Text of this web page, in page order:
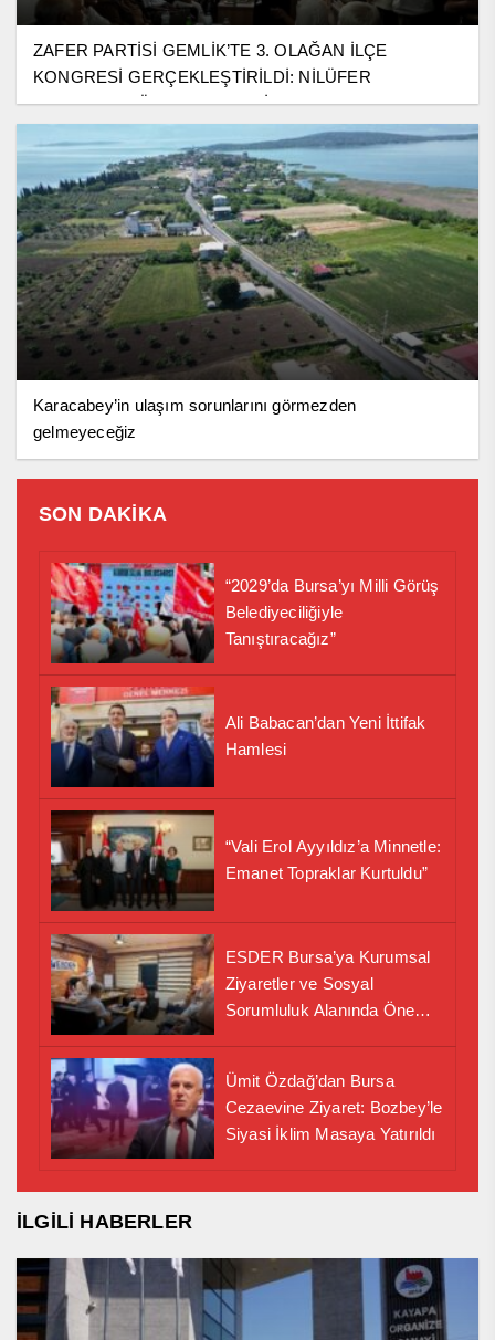
ZAFER PARTİSİ GEMLİK’TE 3. OLAĞAN İLÇE
KONGRESİ GERÇEKLEŞTİRİLDİ: NİLÜFER
TOPRAKÇI GÜVEN TAZELEDİ
Karacabey’in ulaşım sorunlarını görmezden
gelmeyeceğiz
SON DAKİKA
“2029’da Bursa’yı Milli Görüş
Belediyeciliğiyle
Tanıştıracağız”
Ali Babacan’dan Yeni İttifak
Hamlesi
“Vali Erol Ayyıldız’a Minnetle:
Emanet Topraklar Kurtuldu”
ESDER Bursa’ya Kurumsal
Ziyaretler ve Sosyal
Sorumluluk Alanında Önemli
Ümit Özdağ’dan Bursa
Cezaevine Ziyaret: Bozbey’le
Siyasi İklim Masaya Yatırıldı
İLGİLİ HABERLER